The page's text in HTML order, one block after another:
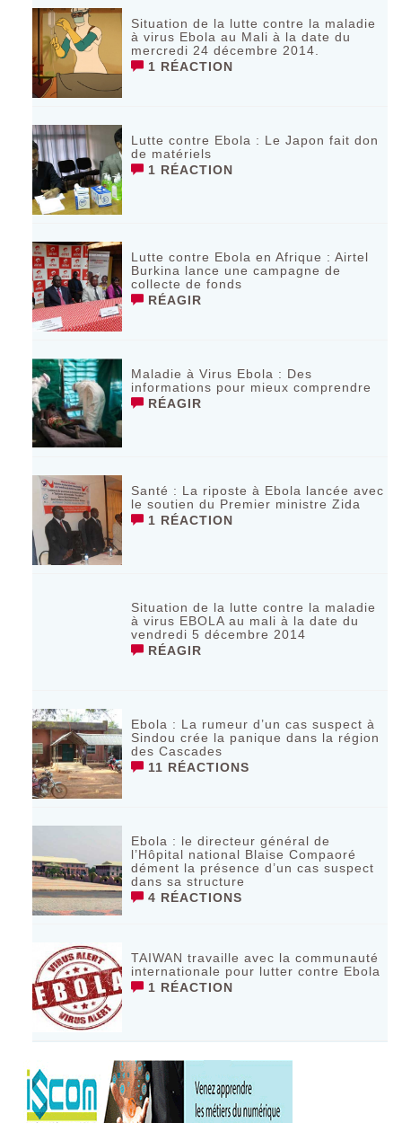
Situation de la lutte contre la maladie
à virus Ebola au Mali à la date du
mercredi 24 décembre 2014.
1 RÉACTION
Lutte contre Ebola : Le Japon fait don
de matériels
1 RÉACTION
Lutte contre Ebola en Afrique : Airtel
Burkina lance une campagne de
collecte de fonds
RÉAGIR
Maladie à Virus Ebola : Des
informations pour mieux comprendre
RÉAGIR
Santé : La riposte à Ebola lancée avec
le soutien du Premier ministre Zida
1 RÉACTION
Situation de la lutte contre la maladie
à virus EBOLA au mali à la date du
vendredi 5 décembre 2014
RÉAGIR
Ebola : La rumeur d’un cas suspect à
Sindou crée la panique dans la région
des Cascades
11 RÉACTIONS
Ebola : le directeur général de
l’Hôpital national Blaise Compaoré
dément la présence d’un cas suspect
dans sa structure
4 RÉACTIONS
TAIWAN travaille avec la communauté
internationale pour lutter contre Ebola
1 RÉACTION